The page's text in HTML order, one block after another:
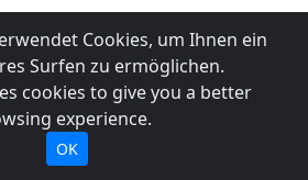
Cookies, um Ihnen ein
Surfen zu ermöglichen.
cookies to give you a better
experience.
OK